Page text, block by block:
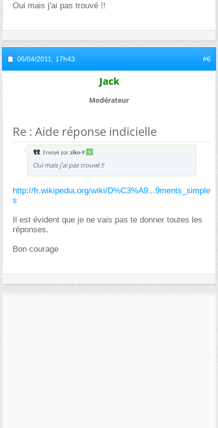
Oui mais j'ai pas trouvé !!
06/04/2011, 17h43 #6
Jack
Modérateur
Re : Aide réponse indicielle
Envoyé par ziko-9
Oui mais j'ai pas trouvé !!
http://fr.wikipedia.org/wiki/D%C3%A9...9ments_simple
s
Il est évident que je ne vais pas te donner toutes les
réponses.
Bon courage